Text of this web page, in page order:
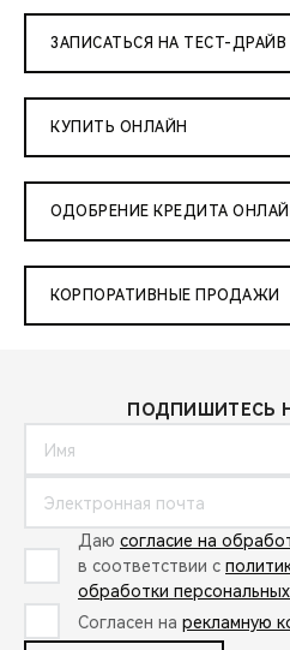
ЗАПИСАТЬСЯ НА ТЕСТ-ДРАЙВ
КУПИТЬ ОНЛАЙН
ОДОБРЕНИЕ КРЕДИТА
КОРПОРАТИВНЫЕ ПРОДАЖИ
ПОДПИШИТЕСЬ
Даю согласие на
в соответствии с
обработки
Согласен на рекламную